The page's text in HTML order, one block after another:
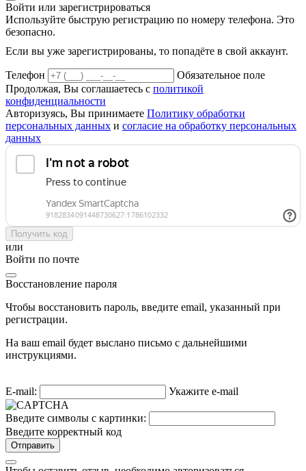
Войти или зарегистрироваться
Используйте быструю регистрацию по номеру телефона. Это
безопасно.
Если вы уже зарегистрированы, то попадёте в свой аккаунт.
Телефон
Обязательное поле
Продолжая, Вы соглашаетесь с политикой
конфиденциальности
Авторизуясь, Вы принимаете Политику обработки
персональных данных и согласие на обработку персональных
данных
Получить код
или
Войти по почте
Восстановление пароля
Чтобы восстановить пароль, введите email, указанный при
регистрации.
На ваш email будет выслано письмо с дальнейшими
инструкциями.
E-mail: Укажите e-mail
Введите символы с картинки:
Введите корректный код
Отправить